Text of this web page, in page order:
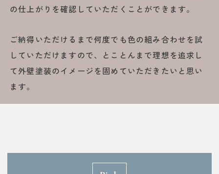
の仕上がりを確認していただくことができます。
ご納得いただけるまで何度でも色の組み合わせを試
していただけますので、とことんまで理想を追求し
て外壁塗装のイメージを固めていただきたいと思い
ます。